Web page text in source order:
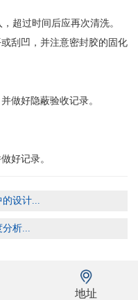
过时间后应再次清洗。
刮凹，并注意密封胶的固化
好隐蔽验收记录。
好记录。
的设计...
分析...
地址